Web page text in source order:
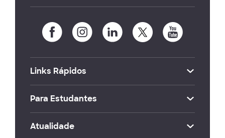
Links Rápidos
Para Estudantes
Atualidade